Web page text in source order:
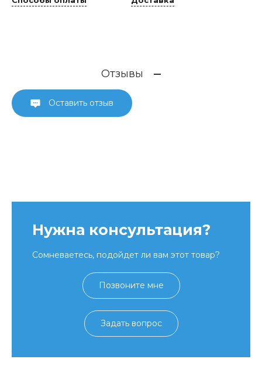
Отзывы
Оставить отзыв
Нужна консультация?
Сомневаетесь, подойдет ли вам этот товар?
Позвоните мне
Задать вопрос